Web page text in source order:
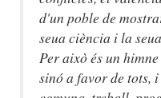
d'un poble de
seua ciència i la
Per això és un
sinó a favor de tots,